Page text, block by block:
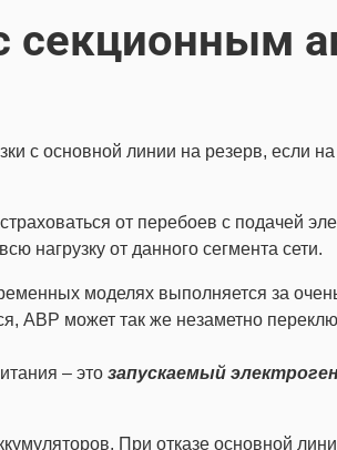
с основной линии на резерв,
от перебоев с подачей
нагрузку от данного сегмента сети.
моделях выполняется за
АВР может так же незаметно
– это запускаемый
При отказе основной